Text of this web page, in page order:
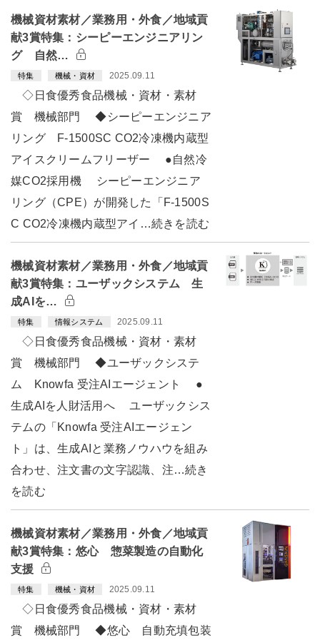
機械資材素材／業務用・外食／地域貢
献3賞特集：シーピーエンジニアリン
グ 自然…
特集 機械・資材 2025.09.11
◇日食優秀食品機械・資材・素材
賞 機械部門 ◆シーピーエンジニア
リング F-1500SC CO2冷凍機内蔵型
アイスクリームフリーザー ●自然冷
媒CO2採用機 シーピーエンジニア
リング（CPE）が開発した「F-1500S
C CO2冷凍機内蔵型アイ…続きを読む
機械資材素材／業務用・外食／地域貢
献3賞特集：ユーザックシステム 生
成AIを…
特集 情報システム 2025.09.11
◇日食優秀食品機械・資材・素材
賞 機械部門 ◆ユーザックシステ
ム Knowfa 受注AIエージェント ●
生成AIを人財活用へ ユーザックシス
テムの「Knowfa 受注AIエージェン
ト」は、生成AIと業務ノウハウを組み
合わせ、注文書の文字認識、注…続き
を読む
機械資材素材／業務用・外食／地域貢
献3賞特集：悠心 惣菜製造の自動化
支援
特集 機械・資材 2025.09.11
◇日食優秀食品機械・資材・素材
賞 機械部門 ◆悠心 自動充填包装